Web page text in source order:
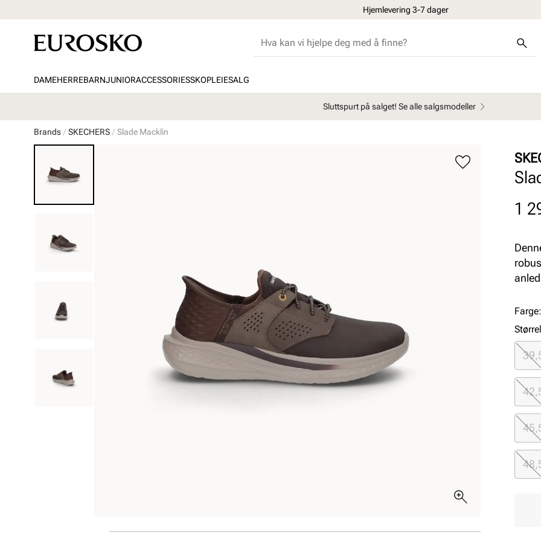
Hjemlevering 3-7 dager
DAMEHERREBARNJUNIORACCESSORIESSKOPLEIESALG
Sluttspurt på salget! Se alle salgsmodeller
Brands SKECHERS Slade Macklin
Pris
1
Farge: